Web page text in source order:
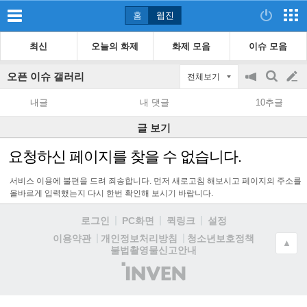
홈 웹진
최신 오늘의 화제 화제 모음 이슈 모음
오픈 이슈 갤러리 전체보기
공
지
on/off
검
색
글
쓰
기
내글 내 댓글 10추글
글 보기
요청하신 페이지를 찾을 수 없습니다.
서비스 이용에 불편을 드려 죄송합니다. 먼저 새로고침 해보시고 페이지의 주소를
올바르게 입력했는지 다시 한번 확인해 보시기 바랍니다.
로그인 PC화면 퀵링크
설정
이용약관
개인정보처리방침
청소년보호정책
불법촬영물신고안내
(주)
인
▲